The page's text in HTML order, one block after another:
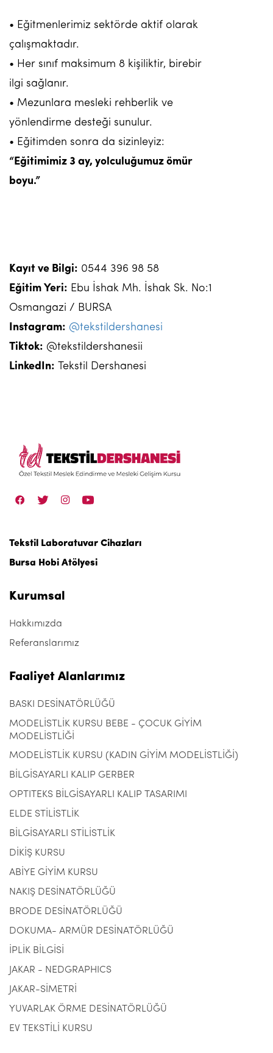
• Eğitmenlerimiz sektörde aktif olarak
çalışmaktadır.
• Her sınıf maksimum 8 kişiliktir, birebir
ilgi sağlanır.
• Mezunlara mesleki rehberlik ve
yönlendirme desteği sunulur.
• Eğitimden sonra da sizinleyiz:
“Eğitimimiz 3 ay, yolculuğumuz ömür
boyu.”
Kayıt ve Bilgi: 0544 396 98 58
Eğitim Yeri: Ebu İshak Mh. İshak Sk. No:1
Osmangazi / BURSA
Instagram: @tekstildershanesi
Tiktok: @tekstildershanesii
LinkedIn: Tekstil Dershanesi
Tekstil Laboratuvar Cihazları
Bursa Hobi Atölyesi
Kurumsal
Hakkımızda
Referanslarımız
Faaliyet Alanlarımız
BASKI DESİNATÖRLÜĞÜ
MODELİSTLİK KURSU BEBE - ÇOCUK GİYİM
MODELİSTLİĞİ
MODELİSTLİK KURSU (KADIN GİYİM MODELİSTLİĞİ)
BİLGİSAYARLI KALIP GERBER
OPTITEKS BİLGİSAYARLI KALIP TASARIMI
ELDE STİLİSTLİK
BİLGİSAYARLI STİLİSTLİK
DİKİŞ KURSU
ABİYE GİYİM KURSU
NAKIŞ DESİNATÖRLÜĞÜ
BRODE DESİNATÖRLÜĞÜ
DOKUMA- ARMÜR DESİNATÖRLÜĞÜ
İPLİK BİLGİSİ
JAKAR - NEDGRAPHICS
JAKAR-SİMETRİ
YUVARLAK ÖRME DESİNATÖRLÜĞÜ
EV TEKSTİLİ KURSU